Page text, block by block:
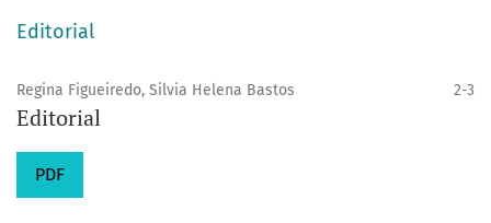
Editorial
Regina Figueiredo, Silvia Helena Bastos 2-3
Editorial
PDF